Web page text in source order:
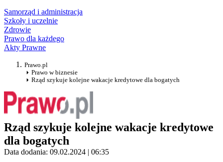
Samorząd i administracja
Szkoły i uczelnie
Zdrowie
Prawo dla każdego
Akty Prawne
Prawo.pl
Prawo w biznesie
Rząd szykuje kolejne wakacje kredytowe dla bogatych
Rząd szykuje kolejne wakacje kredytowe
dla bogatych
Data dodania: 09.02.2024 | 06:35